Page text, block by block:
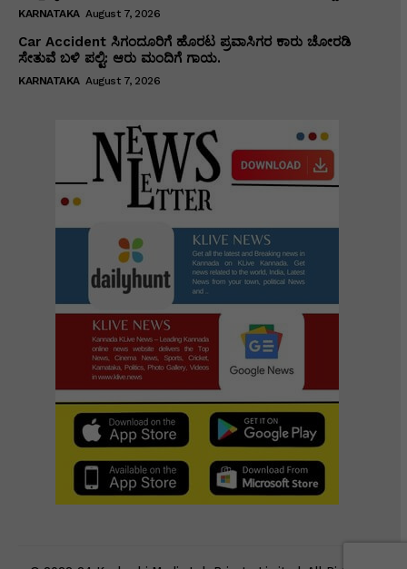
KARNATAKA August 7, 2026
Car Accident ಸಿಗಂದೂರಿಗೆ ಹೊರಟ ಪ್ರವಾಸಿಗರ ಕಾರು ಚೋರಡಿ
ಸೇತುವೆ ಬಳಿ ಪಲ್ಟಿ: ಆರು ಮಂದಿಗೆ ಗಾಯ.
KARNATAKA August 7, 2026